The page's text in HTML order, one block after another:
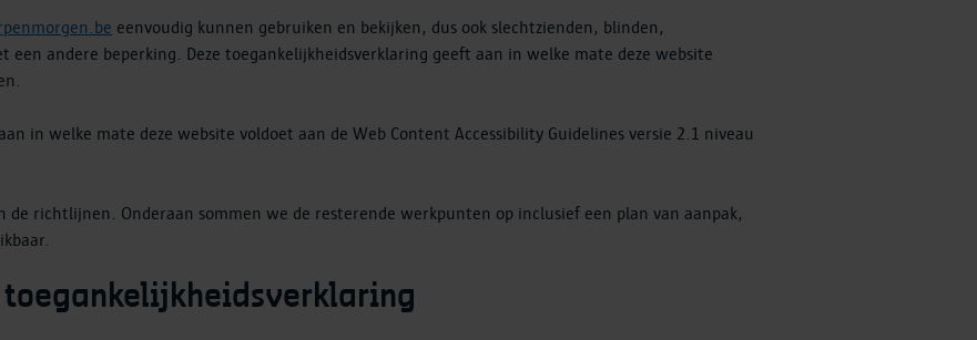
eenvoudig kunnen gebruiken en bekijken, dus ook slechtzienden, blinden,
een andere beperking. Deze toegankelijkheidsverklaring geeft aan in welke mate deze website
in welke mate deze website voldoet aan de Web Content Accessibility Guidelines versie 2.1 niveau
de richtlijnen. Onderaan sommen we de resterende werkpunten op inclusief een plan van aanpak,